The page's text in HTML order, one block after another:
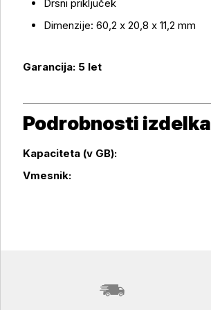
Drsni priključek
Dimenzije: 60,2 x 20,8 x 11,2 mm
Garancija: 5 let
Podrobnosti izdelka
Podrobnosti izdelka
Kapaciteta (v GB):
Vmesnik: